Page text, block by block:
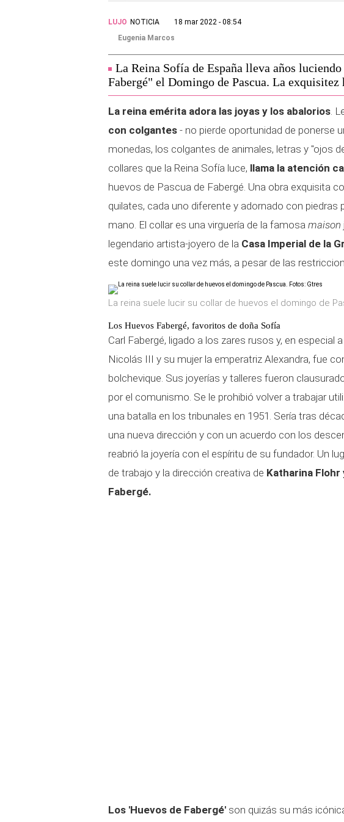
LUJO NOTICIA
18 mar 2022 - 08:54
Eugenia Marcos
La Reina Sofía de España lleva años
Fabergé" el Domingo de Pascua. La exquisitez
La reina emérita adora las joyas y los abalorios.
con colgantes - no pierde oportunidad de ponerse
monedas, los colgantes de animales, letras y "ojos
collares que la Reina Sofía luce, llama la atención
huevos de Pascua de Fabergé. Una obra exquisita
quilates, cada uno diferente y adornado con
mano. El collar es una virguería de la famosa maison
legendario artista-joyero de la Casa Imperial de la
este domingo una vez más, a pesar de las
La reina suele lucir su collar de huevos el domingo de
Los Huevos Fabergé, favoritos de doña Sofía
Carl Fabergé, ligado a los zares rusos y, en especial
Nicolás III y su mujer la emperatriz Alexandra, fue
bolchevique. Sus joyerías y talleres fueron
por el comunismo. Se le prohibió volver a trabajar
una batalla en los tribunales en 1951. Sería tras
una nueva dirección y con un acuerdo con los
reabrió la joyería con el espíritu de su fundador. Un
de trabajo y la dirección creativa de Katharina Flohr
Fabergé.
Los 'Huevos de Fabergé' son quizás su más